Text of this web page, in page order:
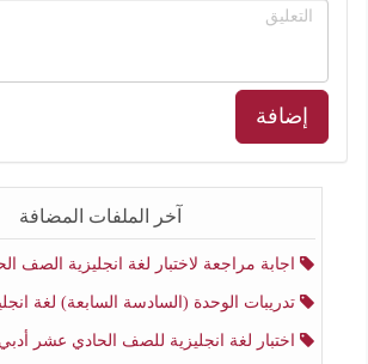
إضافة
آخر الملفات المضافة
اجابة مراجعة لاختبار لغة انجليزية الصف الحادي عشر أدبي
تدريبات الوحدة (السادسة السابعة) لغة انجليزية الصف الحادي عشر
اختبار لغة انجليزية للصف الحادي عشر أدبي